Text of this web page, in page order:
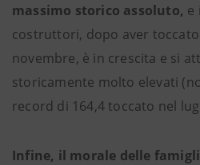
massimo storico assoluto, e
costruttori, dopo aver
novembre, è in crescita e si
storicamente molto elevati
record di 164,4 toccato nel
Infine, il morale delle